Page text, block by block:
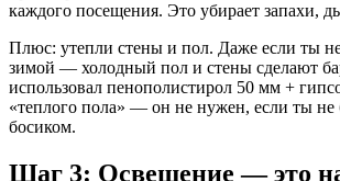
каждого посещения. Это убирает запахи,
Плюс: утепли стены и пол. Даже если ты
зимой — холодный пол и стены сделают
использовал пенополистирол 50 мм +
«теплого пола» — он не нужен, если ты не
босиком.
Шаг 3: Освещение — это